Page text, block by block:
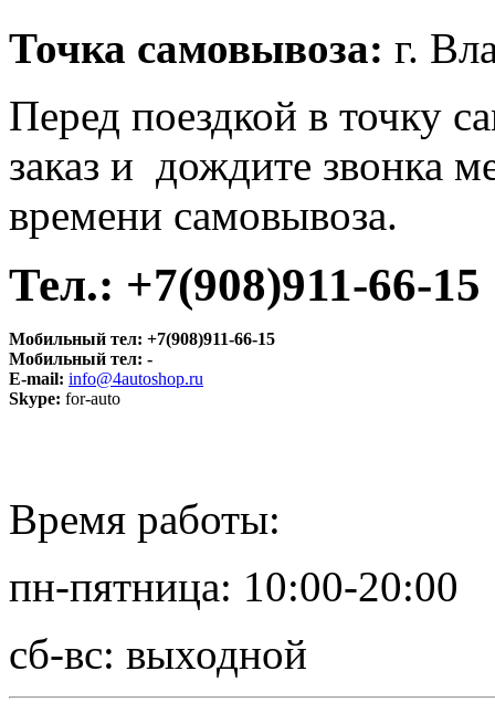
Точка самовывоза: г.
Перед поездкой в точку
заказ и дождите звонка
времени самовывоза.
Тел.: +7(908)911-66-15
Мобильный тел: +7(908)911-66-15
Мобильный тел: -
E-mail: info@4autoshop.ru
Skype: for-auto
Время работы:
пн-пятница: 10:00-20:00
сб-вс: выходной